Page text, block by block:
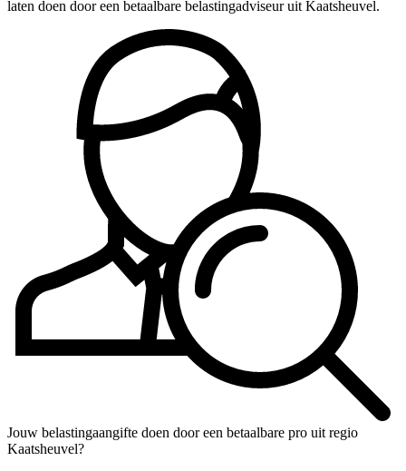
laten doen door een betaalbare belastingadviseur uit Kaatsheuvel.
Jouw belastingaangifte doen door een betaalbare pro uit regio
Kaatsheuvel?